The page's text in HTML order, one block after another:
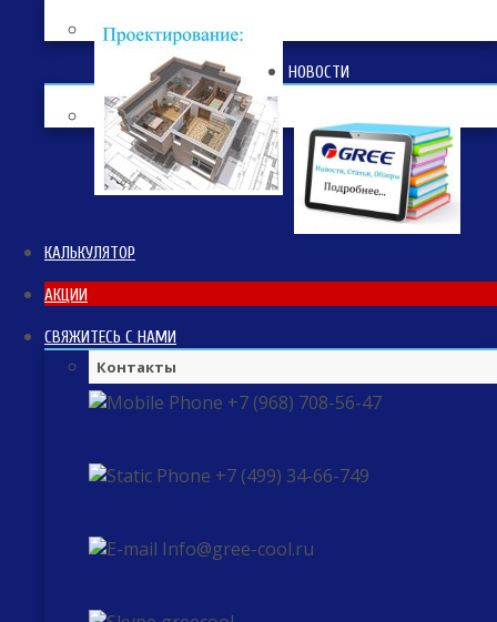
НОВОСТИ
КАЛЬКУЛЯТОР
АКЦИИ
СВЯЖИТЕСЬ С НАМИ
Контакты
+7 (968) 708-56-47
+7 (499) 34-66-749
Info@gree-cool.ru